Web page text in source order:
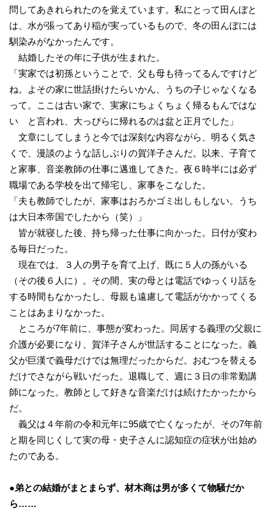
問してあきれられたのを覚えています。私にとって田んぼと
は、水が張ってあり稲が実っているもので、冬の田んぼには
馴染みがなかったんです。
結婚したその年に子供が生まれた。
「実家では初孫ということで、父も母も待ってるんですけど
ね。よその家に世話掛けたらいかん、うちの子じゃなくなる
って。ここは古い家で、実家にちょくちょく帰るもんではな
い と言われ、大っぴらに帰れるのは盆と正月でした」
文章にしてしまうと今では深刻な内容ながら、明るく気さ
くで、漫談のような話しぶりの賀洋子さんだ。以来、子育て
と家事、音楽教師の仕事に邁進してきた。夜６時半には必ず
職場である学校を出て帰宅し、家事をこなした。
「夫も教師でしたが、家事はおろかゴミ出しもしない。うち
は大日本帝国でしたから（笑）」
皆が就寝した後、持ち帰った仕事に向かった。日付が変わ
る毎日だった。
現在では、３人の男子を育て上げ、既に５人の孫がいる
（その後６人に）。その間、実の母とは電話でゆっくり話を
する時間もなかったし、母親も遠慮して電話がかかってくる
ことはあまりなかった。
ところが7年前に、事態が変わった。同居する義理の父親に
介護が必要になり、賀洋子さんが世話することになった。義
父が巨漢で義母だけでは無理だったからだ。おむつを替える
だけでさながら戦いだった。退職して、週に３日の非常勤講
師になった。教師として好きな音楽だけは続けたかったから
だ。
義父は４年前の令和元年に95歳で亡くなったが、その7年前
と期を同じくして実の母・史子さんに認知症の症状が出始め
たのである。
●弟との結婚がまとまらず、材木商は男が多くて物騒だか
ら……